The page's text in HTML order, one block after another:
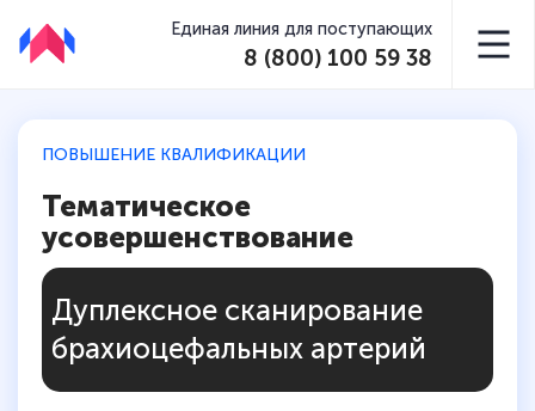
Единая линия для поступающих
8 (800) 100 59 38
ПОВЫШЕНИЕ КВАЛИФИКАЦИИ
Тематическое
усовершенствование
Дуплексное сканирование
брахиоцефальных артерий